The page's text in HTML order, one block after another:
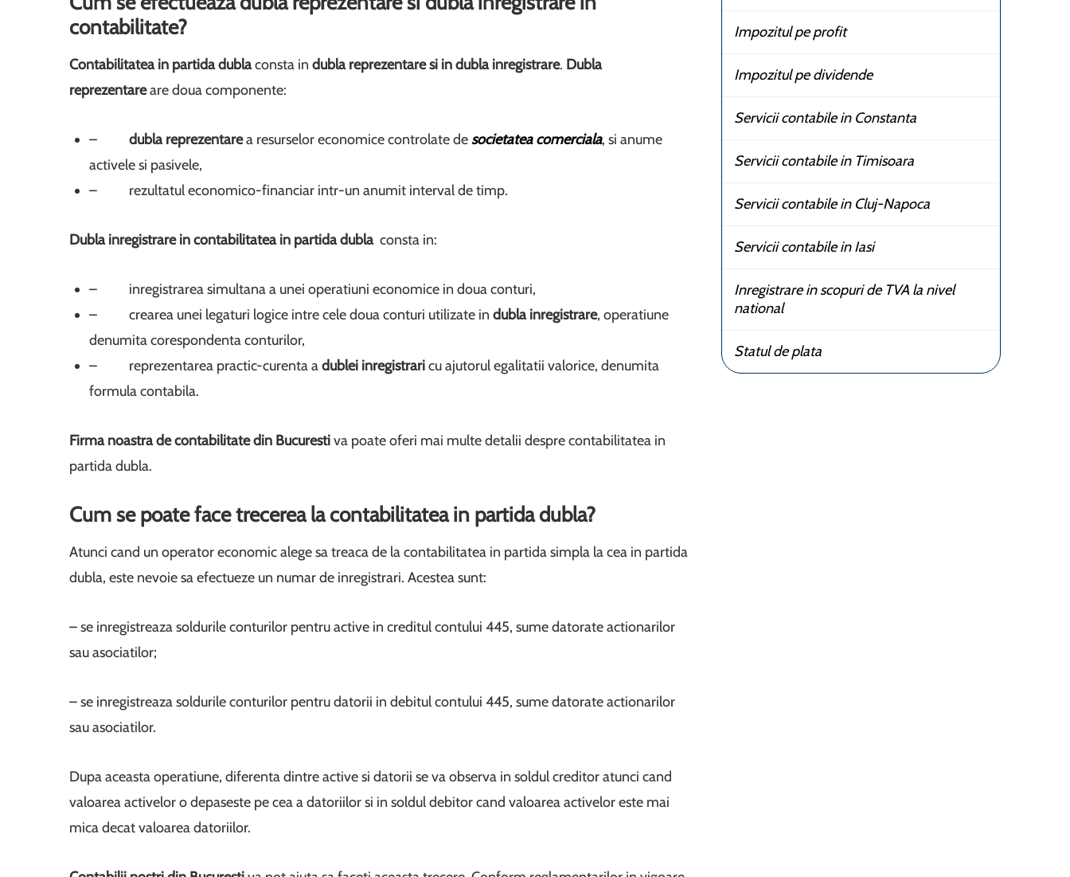
contabilitate?
Contabilitatea in partida dublaconsta in dubla reprezentare si in dubla inregistrare. Dubla
reprezentareare doua componente:
– dubla reprezentarea resurselor economice controlate desocietatea comerciala, si anume
activele si pasivele,
– rezultatul economico-financiar intr-un anumit interval de timp.
Dubla inregistrare incontabilitatea in partida dubla consta in:
– inregistrarea simultana a unei operatiuni economice in doua conturi,
– crearea unei legaturi logice intre cele doua conturi utilizate in dubla inregistrare, operatiune
denumita corespondenta conturilor,
– reprezentarea practic-curenta adublei inregistraricu ajutorul egalitatii valorice, denumita
formula contabila.
Firma noastra de contabilitate din Bucurestiva poate oferi mai multe detalii despre contabilitatea in
partida dubla.
Cum se poate face trecerea la contabilitatea in partida dubla?
Atunci cand un operator economic alege sa treaca de la contabilitatea in partida simpla la cea in partida
dubla, este nevoie sa efectueze un numar de inregistrari. Acestea sunt:
– se inregistreaza soldurile conturilor pentru active in creditul contului 445, sume datorate actionarilor
sau asociatilor;
– se inregistreaza soldurile conturilor pentru datorii in debitul contului 445, sume datorate actionarilor
sau asociatilor.
Dupa aceasta operatiune, diferenta dintre active si datorii se va observa in soldul creditor atunci cand
valoarea activelor o depaseste pe cea a datoriilor si in soldul debitor cand valoarea activelor este mai
mica decat valoarea datoriilor.
Impozitul pe profit
Impozitul pe dividende
Servicii contabile in Constanta
Servicii contabile in Timisoara
Servicii contabile in Cluj-Napoca
Servicii contabile in Iasi
Inregistrare in scopuri de TVA la nivel
national
Statul de plata